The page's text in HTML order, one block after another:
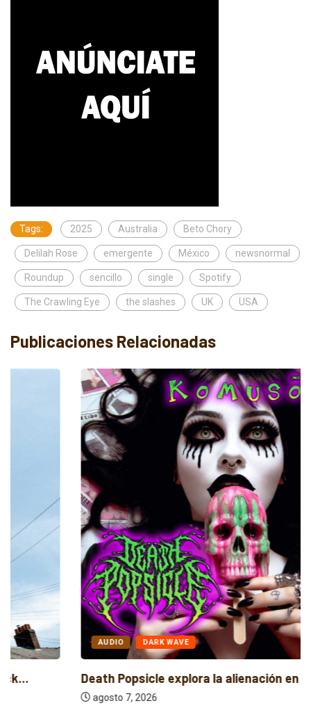
Tags: 2025 Australia Beto Chory
Delilah Rose emergente México newsnormal
Roundup sencillo single Spotify
The Crawling Eye the slashes UK USA
Publicaciones Relacionadas
AUDIO DARK WAVE
Death Popsicle explora la alienación en el...
agosto 7, 2026